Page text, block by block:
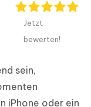
Jetzt
bewerten!
sein,
iPhone oder ein